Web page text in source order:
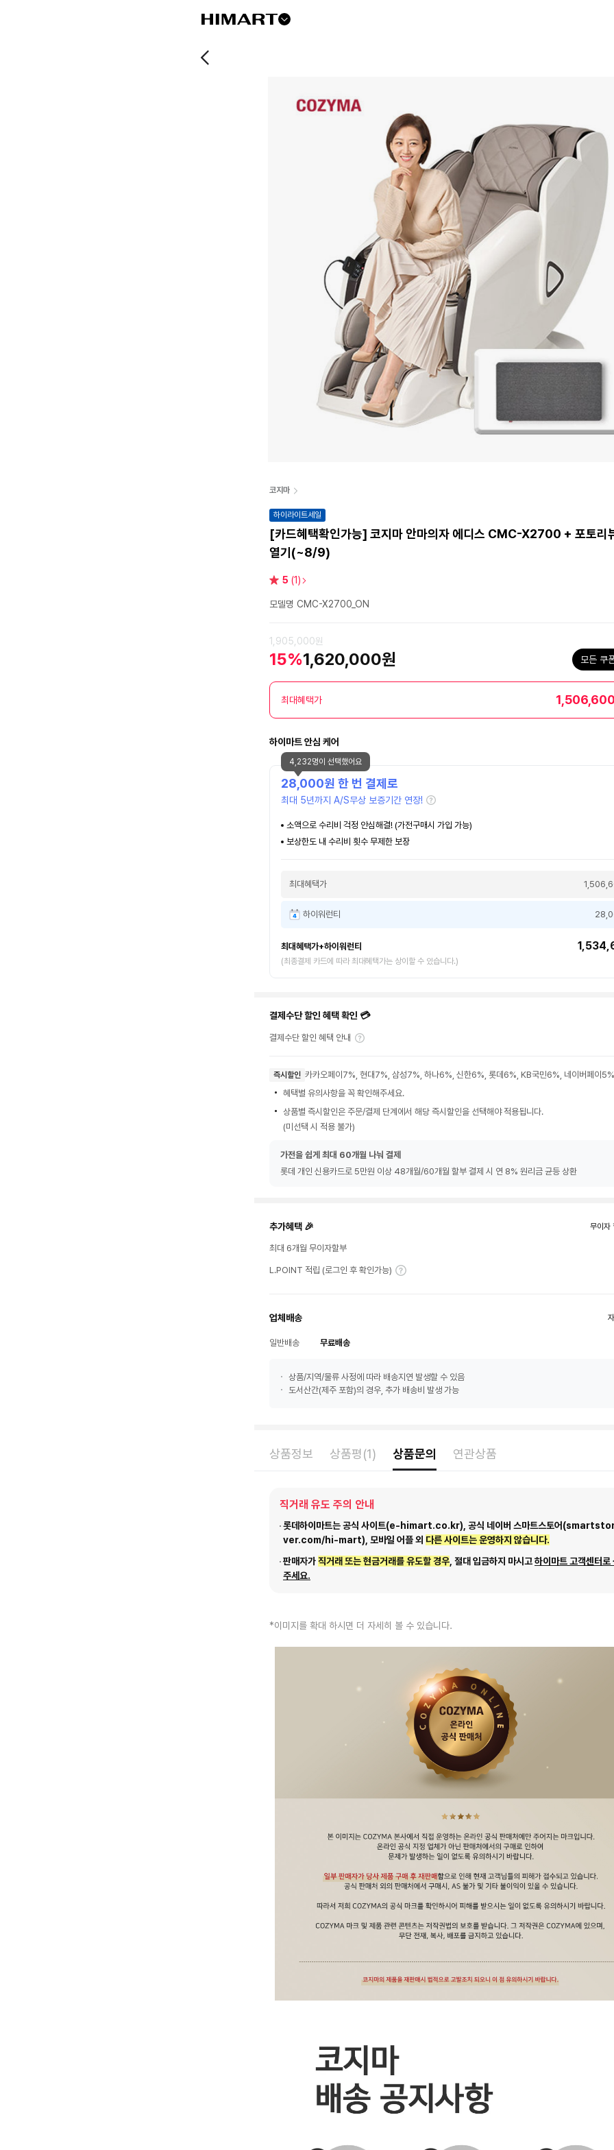
코지마
하이라이트세일
[카드혜택확인가능] 코지마 안마의자 에디스 CMC-X2700 + 포토리
열기(~8/9)
별 5 (1)
모델명 CMC-X2700_ON
1,905,000원
15%1,620,000원 모든 쿠
최대혜택가
하이마트 안심 케어
28,000원 한 번 결제로
최대 5년까지 A/S무상 보증기간 연장!
소액으로 수리비 걱정 안심해결! (가전구매시 가입 가능)
보상한도 내 수리비 횟수 무제한 보장
최대혜택가
하이워런티
최대혜택가+하이워런티
(최종결제 카드에 따라 최대혜택가는 상이할 수 있습니다.)
4,232명이 선택했어요
결제수단 할인 혜택 확인 💳
결제수단 할인 혜택 안내
즉시할인 카카오페이7%, 현대7%, 삼성7%, 하나6%, 신한6%, 롯데6%, KB국민6%, 네이버페이5%
혜택별 유의사항을 꼭 확인해주세요.
상품별 즉시할인은 주문/결제 단계에서 해당 즉시할인을 선택해야 적용됩니다.
(미선택 시 적용 불가)
가전을 쉽게 최대 60개월 나눠 결제
롯데 개인 신용카드로 5만원 이상 48개월/60개월 할부 결제 시 연 8% 원리금 균등 상환
추가혜택 🎉 무이자
최대 6개월 무이자할부
L.POINT 적립 (로그인 후 확인가능)
업체배송
일반배송 무료배송
상품/지역/물류 사정에 따라 배송지연 발생할 수 있음
도서산간(제주 포함)의 경우, 추가 배송비 발생 가능
상품정보 상품평(1) 상품문의 연관상품
직거래 유도 주의 안내
롯데하이마트는 공식 사이트(e-himart.co.kr), 공식 네이버 스마트스토어
ver.com/hi-mart), 모바일 어플 외 다른 사이트는 운영하지 않습니다.
판매자가직거래 또는 현금거래를 유도할 경우, 절대 입금하지 마시고하이마트 고객센터로
주세요.
*이미지를 확대 하시면 더 자세히 볼 수 있습니다.